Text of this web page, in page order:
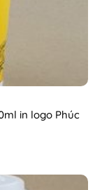
in logo Phúc